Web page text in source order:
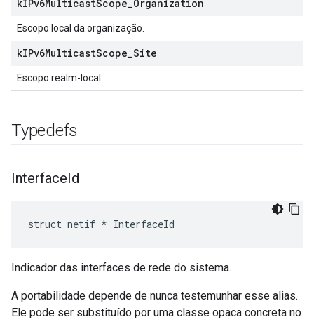
kIPv6MulticastScope Organization
Escopo local da organização.
kIPv6MulticastScope Site
Escopo realm-local.
Typedefs
InterfaceId
struct netif * InterfaceId
Indicador das interfaces de rede do sistema.
A portabilidade depende de nunca testemunhar esse alias.
Ele pode ser substituído por uma classe opaca concreta no